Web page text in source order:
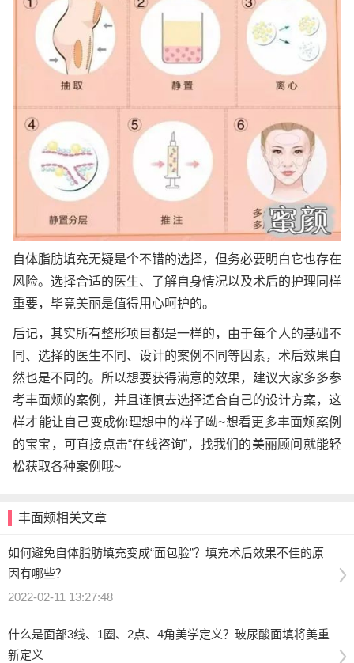
自体脂肪填充无疑是个不错的选择，但务必要明白它也存在
风险。选择合适的医生、了解自身情况以及术后的护理同样
重要，毕竟美丽是值得用心呵护的。
后记，其实所有整形项目都是一样的，由于每个人的基础不
同、选择的医生不同、设计的案例不同等因素，术后效果自
然也是不同的。所以想要获得满意的效果，建议大家多多参
考丰面颊的案例，并且谨慎去选择适合自己的设计方案，这
样才能让自己变成你理想中的样子呦~想看更多丰面颊案例
的宝宝，可直接点击“在线咨询”，找我们的美丽顾问就能轻
松获取各种案例哦~
丰面颊相关文章
如何避免自体脂肪填充变成“面包脸”？填充术后效果不佳的原
因有哪些？
2022-02-11 13:27:48
什么是面部3线、1圈、2点、4角美学定义？玻尿酸面填将美重
新定义